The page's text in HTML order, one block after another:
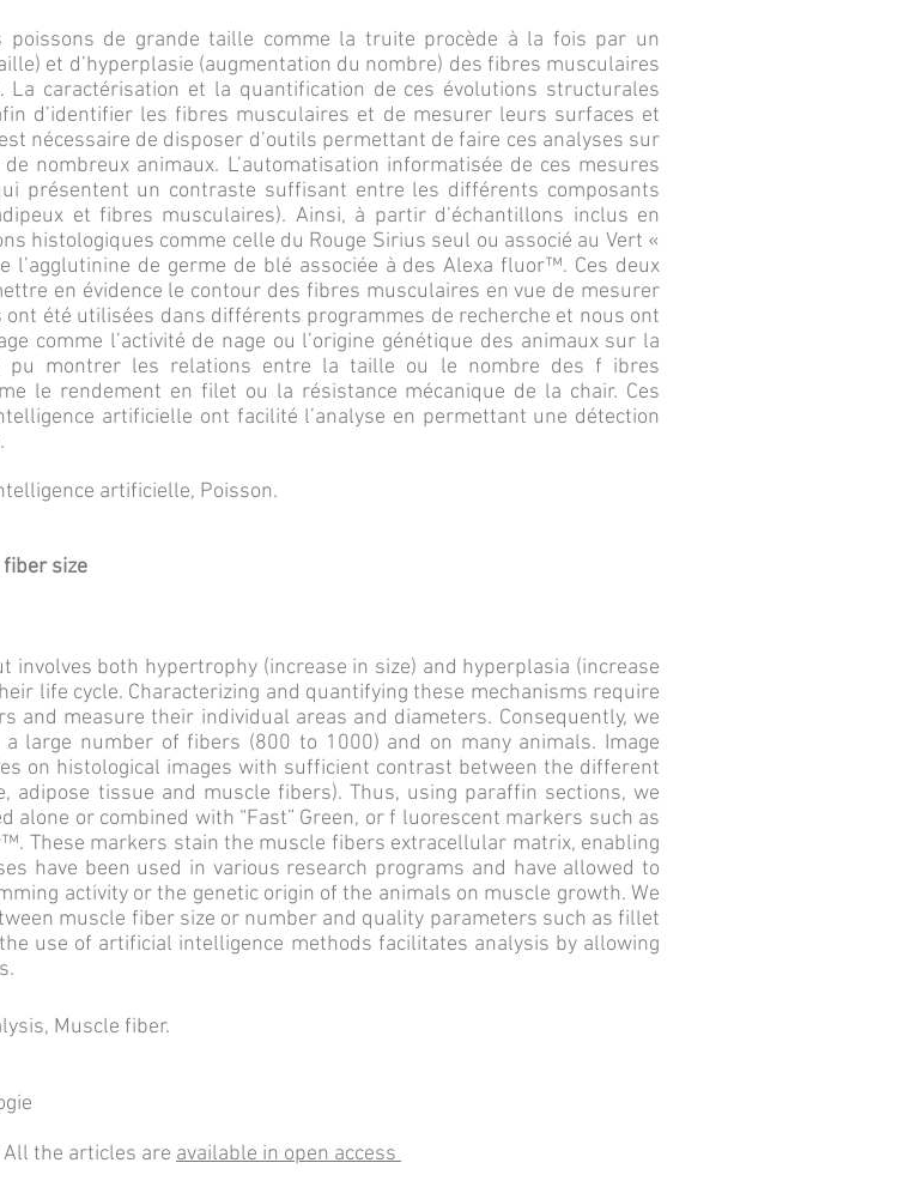
poissons de grande taille comme la truite procède à la fois par un
et d’hyperplasie (augmentation du nombre) des fibres musculaires
caractérisation et la quantification de ces évolutions structurales
d’identifier les fibres musculaires et de mesurer leurs surfaces et
nécessaire de disposer d’outils permettant de faire ces analyses sur
nombreux animaux. L’automatisation informatisée de ces mesures
présentent un contraste suffisant entre les différents composants
et fibres musculaires). Ainsi, à partir d’échantillons inclus en
histologiques comme celle du Rouge Sirius seul ou associé au Vert «
de germe de blé associée à des Alexa fluor™. Ces deux
en évidence le contour des fibres musculaires en vue de mesurer
été utilisées dans différents programmes de recherche et nous ont
comme l’activité de nage ou l’origine génétique des animaux sur la
pu montrer les relations entre la taille ou le nombre des f ibres
le rendement en filet ou la résistance mécanique de la chair. Ces
artificielle ont facilité l’analyse en permettant une détection
artificielle, Poisson.
size
both hypertrophy (increase in size) and hyperplasia (increase
life cycle. Characterizing and quantifying these mechanisms require
and measure their individual areas and diameters. Consequently, we
large number of fibers (800 to 1000) and on many animals. Image
on histological images with sufficient contrast between the different
adipose tissue and muscle fibers). Thus, using paraffin sections, we
alone or combined with “Fast” Green, or f luorescent markers such as
These markers stain the muscle fibers extracellular matrix, enabling
have been used in various research programs and have allowed to
activity or the genetic origin of the animals on muscle growth. We
muscle fiber size or number and quality parameters such as fillet
use of artificial intelligence methods facilitates analysis by allowing
Muscle fiber.
the articles are available in open access